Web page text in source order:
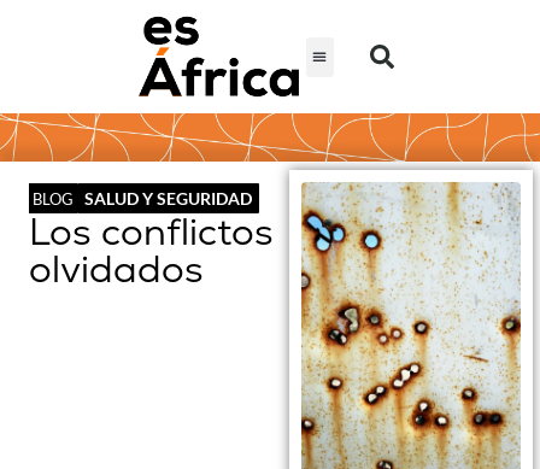
BLOG SALUD Y SEGURIDAD
Los conflictos
olvidados